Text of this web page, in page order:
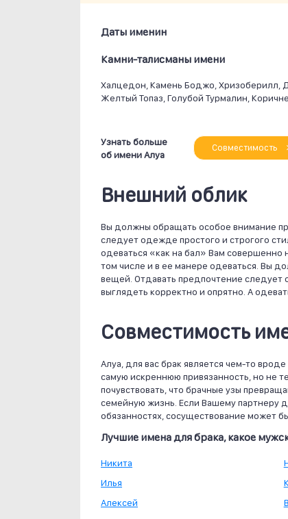
Даты именин
Камни-талисманы имени
Халцедон, Камень Боджо, Хризоберилл,
Желтый Топаз, Голубой Турмалин,
Узнать больше
об имени Алуа
Совместимость
Внешний облик
Вы должны обращать особое внимание
следует одежде простого и строгого
одеваться «как на бал» Вам совершенно
том числе и в ее манере одеваться. Вы
вещей. Отдавать предпочтение следует
выглядеть корректно и опрятно. А
Совместимость
Алуа, для вас брак является чем-то
самую искреннюю привязанность, но не
почувствовать, что брачные узы
семейную жизнь. Если Вашему партнеру
обязанностях, сосуществование может
Лучшие имена для брака, какое
Никита
Илья
Алексей